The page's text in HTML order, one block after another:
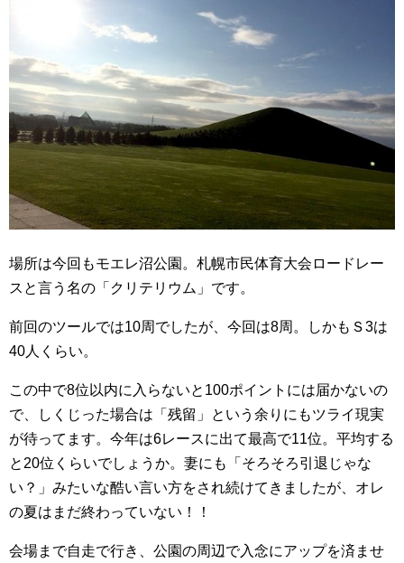
場所は今回もモエレ沼公園。札幌市民体育大会ロードレー
スと言う名の「クリテリウム」です。
前回のツールでは10周でしたが、今回は8周。しかもＳ3は
40人くらい。
この中で8位以内に入らないと100ポイントには届かないの
で、しくじった場合は「残留」という余りにもツライ現実
が待ってます。今年は6レースに出て最高で11位。平均する
と20位くらいでしょうか。妻にも「そろそろ引退じゃな
い？」みたいな酷い言い方をされ続けてきましたが、オレ
の夏はまだ終わっていない！！
会場まで自走で行き、公園の周辺で入念にアップを済ませ